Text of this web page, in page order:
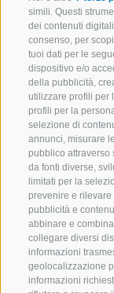
simili. Questi
dei contenuti
consenso, per
tuoi dati per le
dispositivo e/o
della pubblicità,
utilizzare profili per
profili per la
selezione di
annunci, misurare
pubblico attraverso
da fonti diverse,
limitati per la
prevenire e
pubblicità e
abbinare e
collegare diversi
informazioni
geolocalizzazione
informazioni
dalla
con carta
schiuma
rossi,
Le